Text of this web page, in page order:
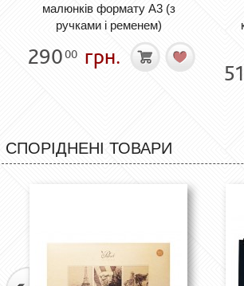
малюнків формату А3 (з
ручками і ременем)
29000 грн.
СПОРІДНЕНІ ТОВАРИ